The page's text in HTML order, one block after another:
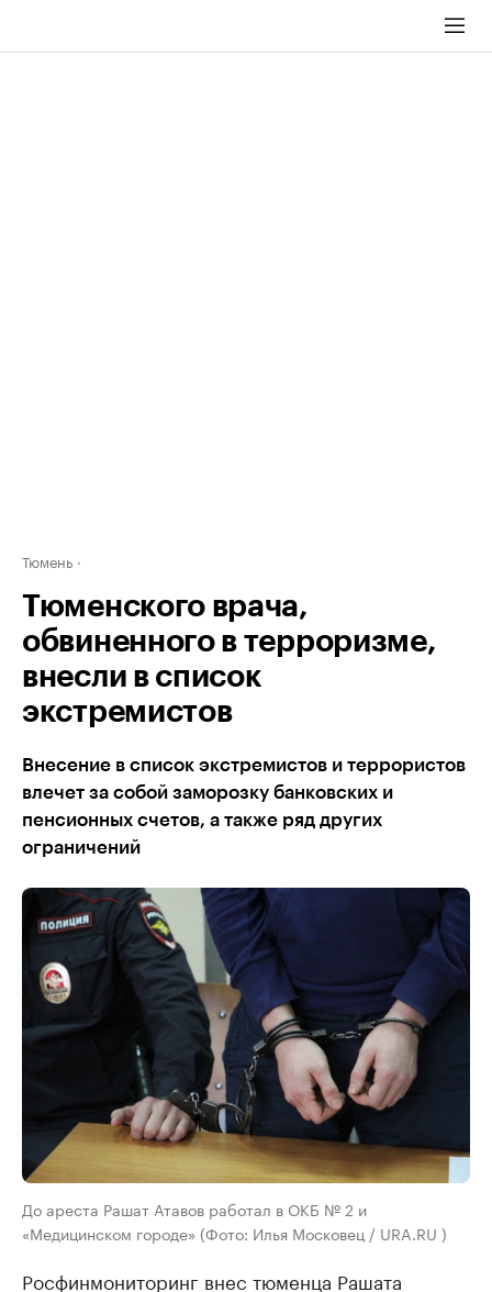
Тюмень
Тюменского врача,
обвиненного в терроризме,
внесли в список
экстремистов
Внесение в список экстремистов и террористов
влечет за собой заморозку банковских и
пенсионных счетов, а также ряд других
ограничений
До ареста Рашат Атавов работал в ОКБ № 2 и
«Медицинском городе» (Фото: Илья Московец / URA.RU )
Росфинмониторинг внес тюменца Рашата